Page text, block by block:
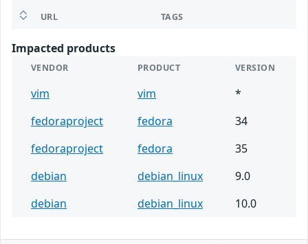
URL TAGS
Impacted products
VENDOR PRODUCT VERSION
vim vim
*
fedoraproject
fedora
34
fedoraproject
fedora
35
debian
debian_linux
9.0
debian
debian_linux 10.0